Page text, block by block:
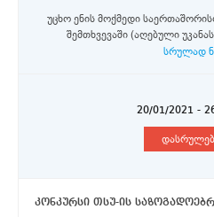
უცხო ენის მოქმედი
შემთხვევაში (აღებული
სრულად
20/01/2021 -